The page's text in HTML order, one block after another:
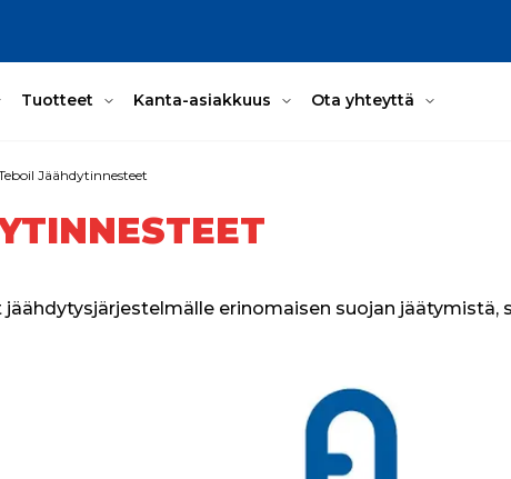
Tuotteet Kanta-asiakkuus Ota yhteyttä
Jäähdytinnesteet
erinomaisen suojan